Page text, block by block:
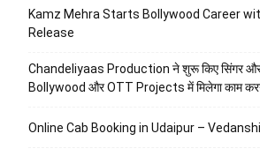
Kamz Mehra Starts Bollywood Career
Release
Chandeliyaas Production ने शुरू किए सिंगर और
Bollywood और OTT Projects में मिलेगा काम
Online Cab Booking in Udaipur –